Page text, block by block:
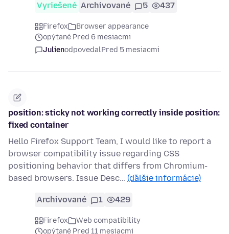
Vyriešené Archivované 5 437
Firefox
Browser appearance
opýtané Pred 6 mesiacmi
JulienodpovedalPred 5 mesiacmi
position: sticky not working correctly inside position:
fixed container
Hello Firefox Support Team, I would like to report a
browser compatibility issue regarding CSS
positioning behavior that differs from Chromium-
based browsers. Issue Desc… (ďalšie informácie)
Archivované 1 429
Firefox
Web compatibility
opýtané Pred 11 mesiacmi